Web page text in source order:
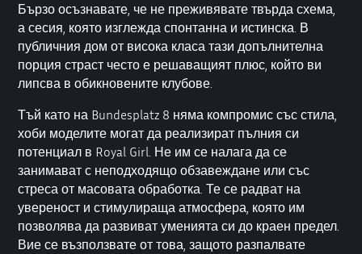
Бързо осъзнавате, че не преживявате твърда схема,
а сесия, която изглежда спонтанна и истинска. В
публичния дом от висока класа тази допълнителна
порция страст често е решаващият плюс, който ви
липсва в обикновените клубове.
Тъй като на Bundesplatz 8 няма компромис със стила,
хоби моделите могат да реализират пълния си
потенциал в Royal Girl. Не им се налага да се
занимават с неподходящо обзавеждане или със
стреса от масовата обработка. Те се радват на
увереност и стимулираща атмосфера, която им
позволява да развиват уменията си до краен предел.
Вие се възползвате от това, защото разпалвате